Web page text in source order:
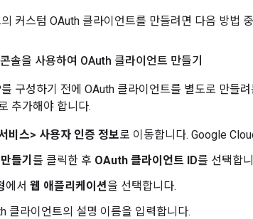
커스텀 OAuth 클라이언트를 만들려면 다음 방법
솔을 사용하여 OAuth 클라이언트 만들기
구성하기 전에 OAuth 클라이언트를 별도로 만들
추가해야 합니다.
비스> 사용자 인증 정보로 이동합니다. Google
들기 를 클릭한 후 OAuth 클라이언트 ID를 선택합
에서 웹 애플리케이션을 선택합니다.
클라이언트의 설명 이름을 입력합니다.